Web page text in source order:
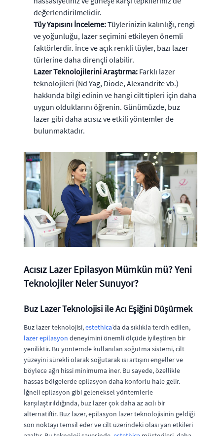
değerlendirilmelidir.
Tüy Yapısını İnceleme:Tüylerinizin kalınlığı, rengi
ve yoğunluğu, lazer seçimini etkileyen önemli
faktörlerdir. İnce ve açık renkli tüyler, bazı lazer
türlerine daha dirençli olabilir.
Lazer Teknolojilerini Araştırma: Farklı lazer
teknolojileri (Nd Yag, Diode, Alexandrite vb.)
hakkında bilgi edinin ve hangi cilt tipleri için daha
uygun olduklarını öğrenin. Günümüzde, buz
lazer gibi daha acısız ve etkili yöntemler de
bulunmaktadır.
Acısız Lazer Epilasyon Mümkün mü? Yeni
Teknolojiler Neler Sunuyor?
Buz Lazer Teknolojisi ile Acı Eşiğini Düşürmek
Buz lazer teknolojisi,estethica’da da sıklıkla tercih edilen,
lazer epilasyon deneyimini önemli ölçüde iyileştiren bir
yeniliktir. Bu yöntemde kullanılan soğutma sistemi, cilt
yüzeyini sürekli olarak soğutarak ısı artışını engeller ve
böylece ağrı hissi minimuma iner. Bu sayede, özellikle
hassas bölgelerde epilasyon daha konforlu hale gelir.
İğneli epilasyon gibi geleneksel yöntemlerle
karşılaştırıldığında, buz lazer çok daha az acılı bir
alternatiftir. Buz lazer, epilasyon lazer teknolojisinin geldiği
son noktayı temsil eder ve cilt üzerindeki olası yan etkileri